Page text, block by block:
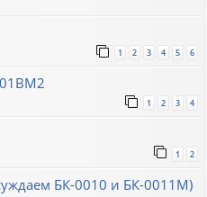
1 2 3 4 5 6
1 2 3 4
1 2
БК-0010 и БК-0011М)